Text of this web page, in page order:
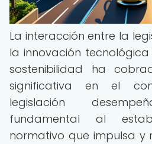
La interacción entre la
la innovación
sostenibilidad ha
significativa en el
legislación
fundamental al
normativo que impulsa y